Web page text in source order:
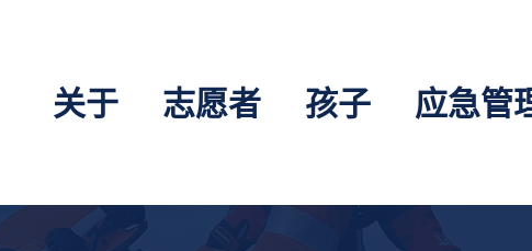
关于 志愿者 孩子 应急管